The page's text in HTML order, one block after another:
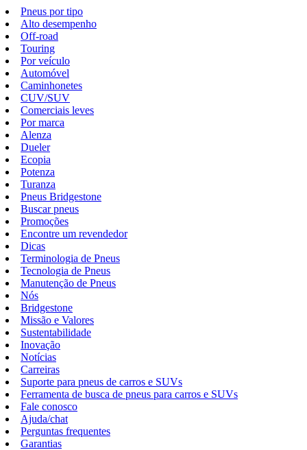
Pneus por tipo
Alto desempenho
Off-road
Touring
Por veículo
Automóvel
Caminhonetes
CUV/SUV
Comerciais leves
Por marca
Alenza
Dueler
Ecopia
Potenza
Turanza
Pneus Bridgestone
Buscar pneus
Promoções
Encontre um revendedor
Dicas
Terminologia de Pneus
Tecnologia de Pneus
Manutenção de Pneus
Nós
Bridgestone
Missão e Valores
Sustentabilidade
Inovação
Notícias
Carreiras
Suporte para pneus de carros e SUVs
Ferramenta de busca de pneus para carros e SUVs
Fale conosco
Ajuda/chat
Perguntas frequentes
Garantias